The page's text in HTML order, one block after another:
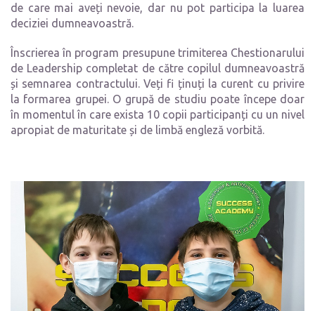
de care mai aveți nevoie, dar nu pot participa la luarea
deciziei dumneavoastră.
Înscrierea în program presupune trimiterea Chestionarului
de Leadership completat de către copilul dumneavoastră
și semnarea contractului. Veți fi ținuți la curent cu privire
la formarea grupei. O grupă de studiu poate începe doar
în momentul în care exista 10 copii participanți cu un nivel
apropiat de maturitate și de limbă engleză vorbită.